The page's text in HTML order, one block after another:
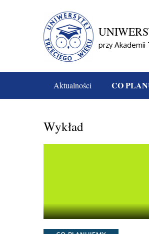
przy Akademii
Aktualności CO
Home Co Planujemy
Wykład